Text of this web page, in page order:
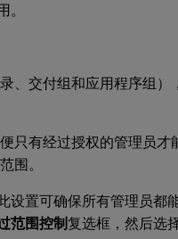
、交付组和应用程序组）
只有经过授权的管理员才
围。
设置可确保所有管理员都
范围控制复选框，然后选